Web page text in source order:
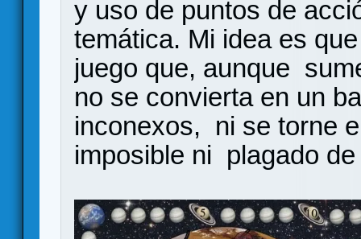
y uso de puntos de
temática. Mi idea es
juego que, aunque
no se convierta en un
inconexos, ni se torne
imposible ni plagado